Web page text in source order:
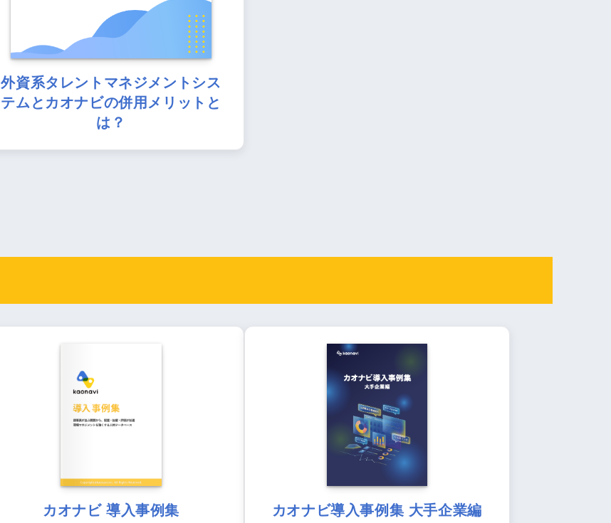
外資系タレントマネジメントシス
テムとカオナビの併用メリットと
は？
カオナビ 導入事例集 カオナビ導入事例集 大手企業編